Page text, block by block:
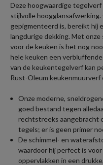
Deze hoogwaardige
stijlvolle
gepigmenteerd is, bereikt hij
langdurige dekking. Met
voor de keuken is het nog
hele keuken een
van de keukentegelverf kan
Rust-Oleum keukenmuurverf
Onze moderne,
goed bestand tegen
rechtstreeks aangebracht
tegels; er is geen primer
De schimmel- en
waardoor hij perfect is
oppervlakken in een